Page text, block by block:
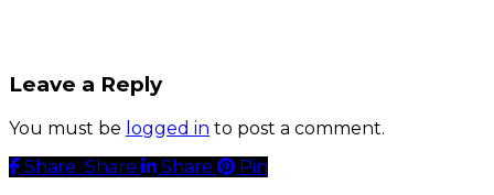
Leave a Reply
You must be logged in to post a comment.
Share
Share Share Share Pin